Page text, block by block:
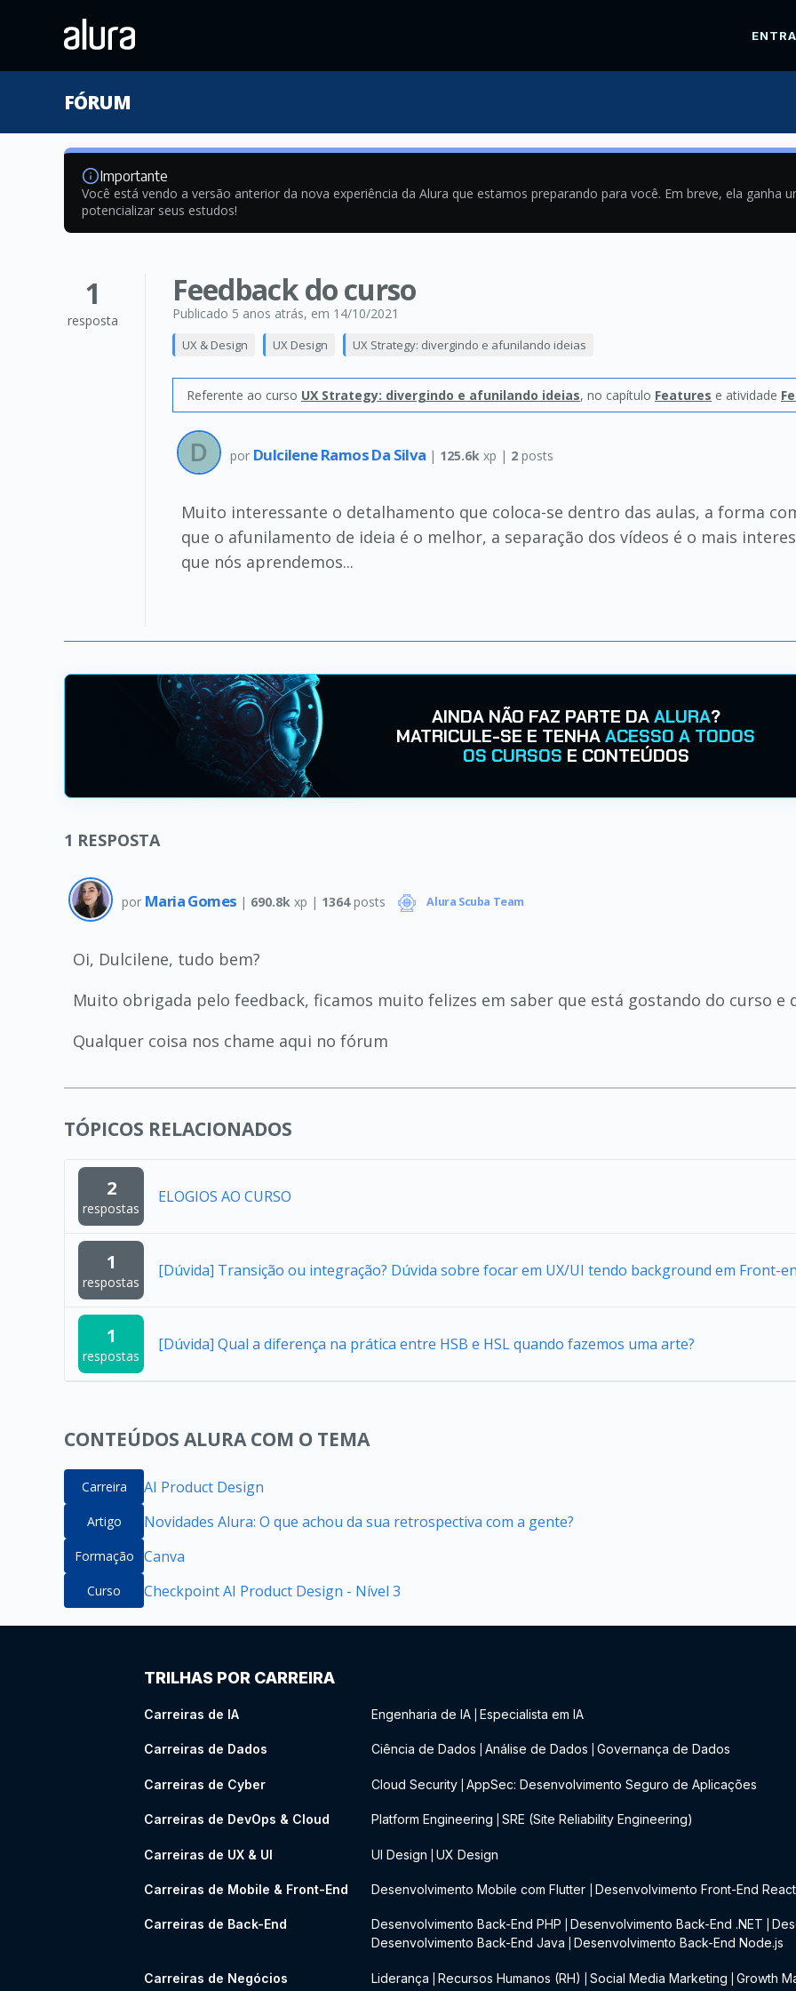
FÓRUM
Importante
Você está vendo a versão anterior da nova experiência da Alura que estamos preparando para você. Em breve, ela ganha
potencializar seus estudos!
1
resposta
Feedback do curso
Publicado 5 anos atrás, em 14/10/2021
UX & Design UX Design UX Strategy: divergindo e afunilando ideias
Referente ao curso UX Strategy: divergindo e afunilando ideias, no capítulo Features e atividade
por Dulcilene Ramos Da Silva | 125.6k xp | 2 posts
Muito interessante o detalhamento que coloca-se dentro das aulas, a forma
que o afunilamento de ideia é o melhor, a separação dos vídeos é o mais
que nós aprendemos...
AINDA NÃO FAZ PARTE DAALURA?
MATRICULE-SE E TENHAACESSO A TODOS
OS CURSOS E CONTEÚDOS
1 RESPOSTA
por Maria Gomes | 690.8k xp | 1364posts Alura Scuba Team
Oi, Dulcilene, tudo bem?
Muito obrigada pelo feedback, ficamos muito felizes em saber que está gostando do curso e
Qualquer coisa nos chame aqui no fórum
TÓPICOS RELACIONADOS
2
respostas
ELOGIOS AO CURSO
1
respostas
[Dúvida] Transição ou integração? Dúvida sobre focar em UX/UI tendo background em Front-
1
respostas
[Dúvida] Qual a diferença na prática entre HSB e HSL quando fazemos uma arte?
CONTEÚDOS ALURA COM O TEMA
Carreira AI Product Design
Artigo Novidades Alura: O que achou da sua retrospectiva com a gente?
Formação Canva
Curso Checkpoint AI Product Design - Nível 3
TRILHAS POR CARREIRA
Carreiras de IA Engenharia de IA Especialista em IA
Carreiras de Dados Ciência de Dados Análise de Dados Governança de Dados
Carreiras de Cyber Cloud Security AppSec: Desenvolvimento Seguro de Aplicações
Carreiras de DevOps & Cloud Platform Engineering SRE (Site Reliability Engineering)
Carreiras de UX & UI UI Design UX Design
Carreiras de Mobile & Front-End Desenvolvimento Mobile com Flutter Desenvolvimento Front-End React
Carreiras de Back-End Desenvolvimento Back-End PHP Desenvolvimento Back-End .NET
Desenvolvimento Back-End Java
Desenvolvimento Back-End Node.js
Carreiras de Negócios Liderança Recursos Humanos (RH) Social Media Marketing Growth